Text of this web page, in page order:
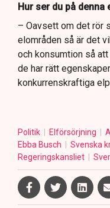
Hur ser du på denna
– Oavsett om det rör
elområden så är det
och konsumtion så
de har rätt
konkurrenskraftiga
Politik Elförsörjning
Ebba Busch
Svenska
Regeringskansliet